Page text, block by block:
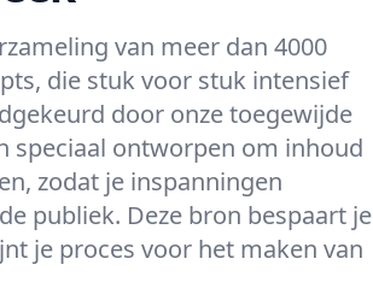
van meer dan 4000
die stuk voor stuk intensief
door onze toegewijde
speciaal ontworpen om inhoud
zodat je inspanningen
publiek. Deze bron bespaart je
je proces voor het maken van